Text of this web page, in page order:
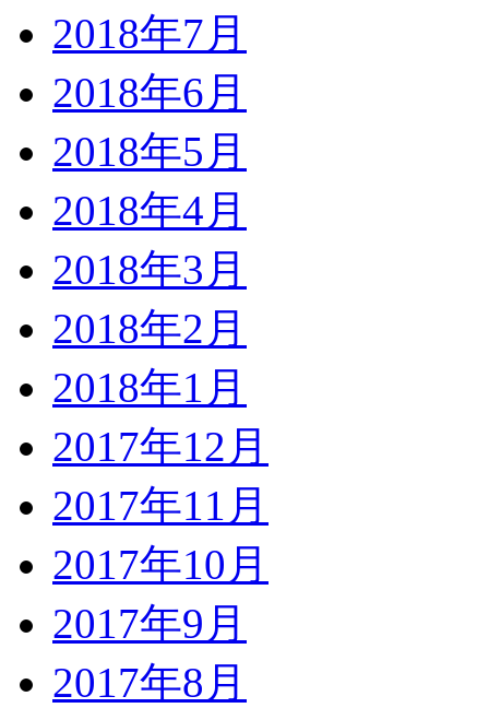
2018年7月
2018年6月
2018年5月
2018年4月
2018年3月
2018年2月
2018年1月
2017年12月
2017年11月
2017年10月
2017年9月
2017年8月